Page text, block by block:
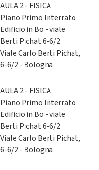
AULA 2 - FISICA
Piano Primo Interrato
Edificio in Bo - viale
Berti Pichat 6-6/2
Viale Carlo Berti Pichat,
6-6/2 - Bologna
AULA 2 - FISICA
Piano Primo Interrato
Edificio in Bo - viale
Berti Pichat 6-6/2
Viale Carlo Berti Pichat,
6-6/2 - Bologna